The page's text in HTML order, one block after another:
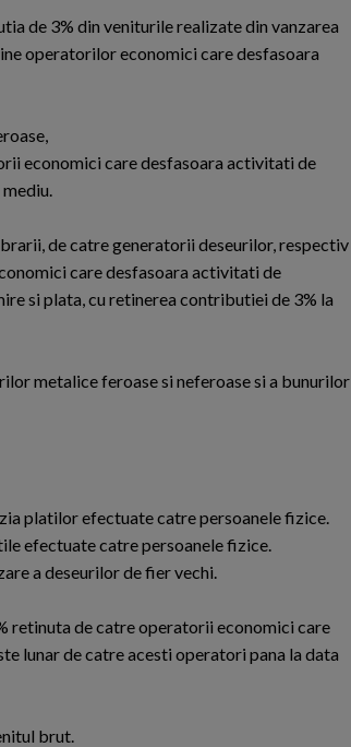
de 3% din veniturile realizate din vanzarea
operatorilor economici care desfasoara
economici care desfasoara activitati de
de catre generatorii deseurilor, respectiv
care desfasoara activitati de
si plata, cu retinerea contributiei de 3% la
metalice feroase si neferoase si a bunurilor
platilor efectuate catre persoanele fizice.
efectuate catre persoanele fizice.
a deseurilor de fier vechi.
retinuta de catre operatorii economici care
lunar de catre acesti operatori pana la data
brut.